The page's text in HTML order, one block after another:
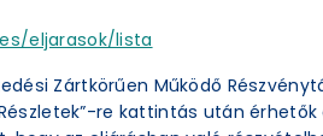
eljarasok/lista
Zártkörűen Működő
re kattintás után